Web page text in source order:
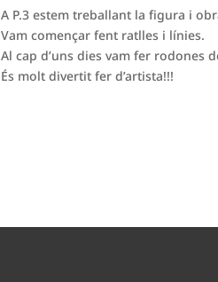
A P.3 estem treballant la figura i
Vam començar fent ratlles i línies.
Al cap d’uns dies vam fer rodones
És molt divertit fer d’artista!!!